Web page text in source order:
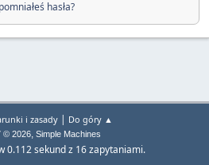
hasła?
i zasady| Do góry ▲
© 2026, Simple Machines
0.112 sekund z 16 zapytaniami.